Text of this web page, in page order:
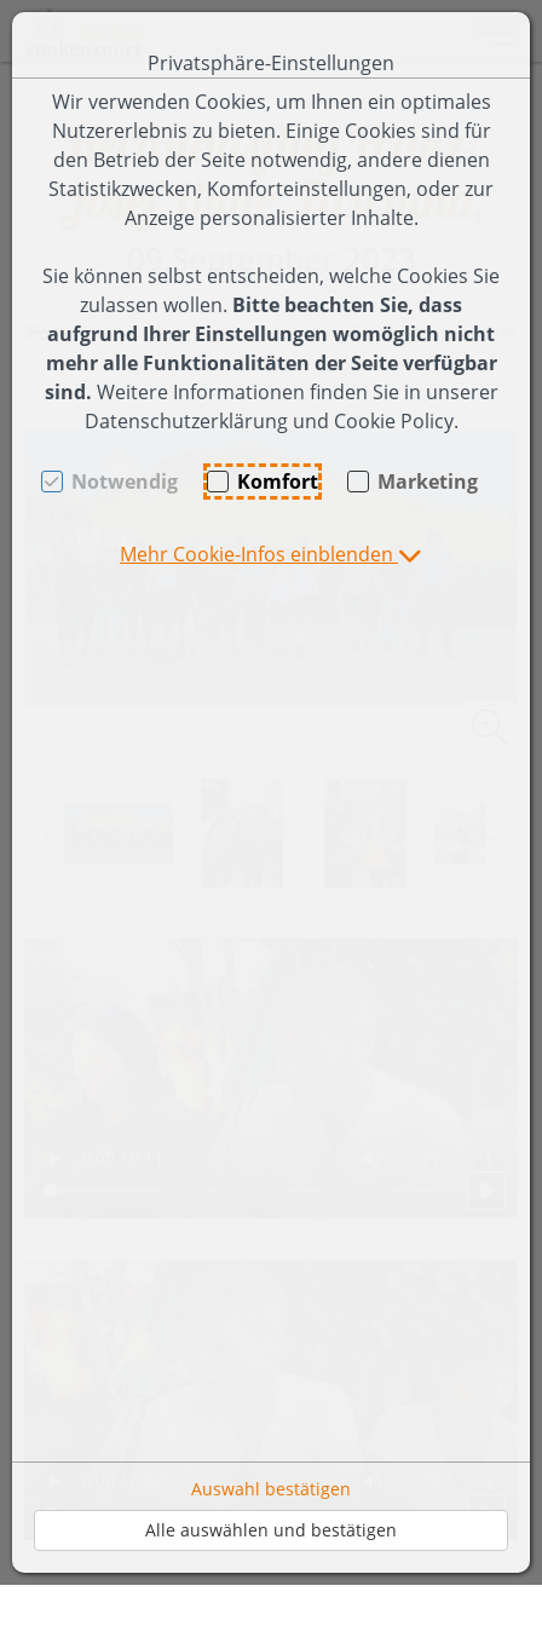
Zum Inhalt springen [AK + 0]
Zum Hauptmenü springen [AK + 1]
Zum Footer-Menü unten (angedockt an Browserrand)
Zum Menü "Einstellungen Barrierefreiheit" springen [AK +
Herbstausflug Franz-
Josef Hütte, Faschina,
09.September 2023
Fotos:Klaus Matt, Erwin Burtscher, Funkenzunft Röns
Privatsphäre-Einstellungen
Wir verwenden Cookies, um Ihnen ein optimales
Nutzererlebnis zu bieten. Einige Cookies sind für
den Betrieb der Seite notwendig, andere dienen
Statistikzwecken, Komforteinstellungen, oder zur
Anzeige personalisierter Inhalte.
Sie können selbst entscheiden, welche Cookies Sie
zulassen wollen. Bitte beachten Sie, dass
aufgrund Ihrer Einstellungen womöglich nicht
mehr alle Funktionalitäten der Seite verfügbar
sind. Weitere Informationen finden Sie in unserer
Datenschutzerklärung und Cookie Policy.
Notwendig Komfort Marketing
Mehr Cookie-Infos einblenden
Auswahl bestätigen
Alle auswählen und bestätigen